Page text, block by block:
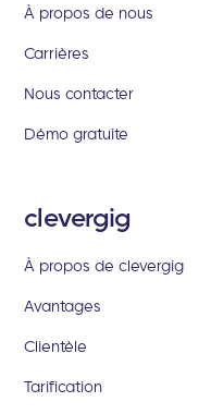
À propos de nous
Carrières
Nous contacter
Démo gratuite
clevergig
À propos de clevergig
Avantages
Clientèle
Tarification